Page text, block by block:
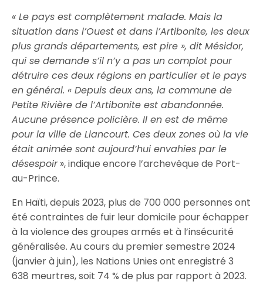
« Le pays est complètement malade. Mais la
situation dans l’Ouest et dans l’Artibonite, les deux
plus grands départements, est pire », dit Mésidor,
qui se demande s’il n’y a pas un complot pour
détruire ces deux régions en particulier et le pays
en général. « Depuis deux ans, la commune de
Petite Rivière de l’Artibonite est abandonnée.
Aucune présence policière. Il en est de même
pour la ville de Liancourt. Ces deux zones où la vie
était animée sont aujourd’hui envahies par le
désespoir», indique encore l’archevêque de Port-
au-Prince.
En Haïti, depuis 2023, plus de 700 000 personnes ont
été contraintes de fuir leur domicile pour échapper
à la violence des groupes armés et à l’insécurité
généralisée. Au cours du premier semestre 2024
(janvier à juin), les Nations Unies ont enregistré 3
638 meurtres, soit 74 % de plus par rapport à 2023.